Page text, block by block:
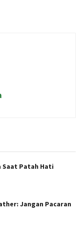
Saat Patah Hati
Jangan Pacaran